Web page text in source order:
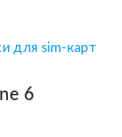
для sim-карт
6